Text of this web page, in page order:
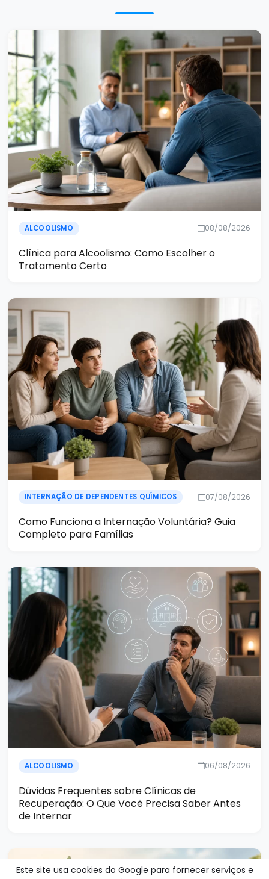
ALCOOLISMO 08/08/2026
Clínica para Alcoolismo: Como Escolher o
Tratamento Certo
INTERNAÇÃO DE DEPENDENTES QUÍMICOS 07/08/2026
Como Funciona a Internação Voluntária? Guia
Completo para Famílias
ALCOOLISMO 06/08/2026
Dúvidas Frequentes sobre Clínicas de
Recuperação: O Que Você Precisa Saber Antes
de Internar
Este site usa cookies do Google para fornecer serviços e